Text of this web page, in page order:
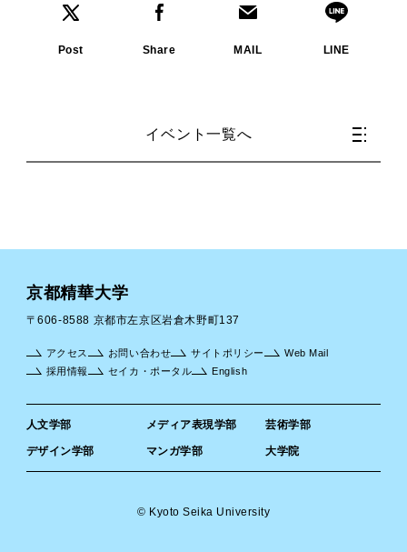
Post Share MAIL LINE
イベント一覧へ
京都精華大学
〒606-8588 京都市左京区岩倉木野町137
人文学部 メディア表現学部 芸術学部
デザイン学部 マンガ学部 大学院
アクセス お問い合わせ サイトポリシー
Web Mail
採用情報
セイカ・ポータル English
© Kyoto Seika University